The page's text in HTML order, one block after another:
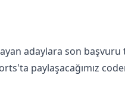
adaylara son
paylaşacağımız